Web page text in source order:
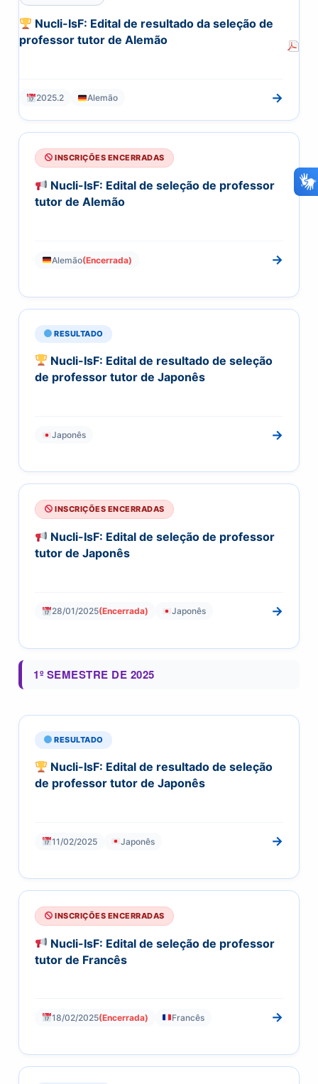
Nucli-IsF: Edital de resultado da seleção de
professor tutor de Alemão
2025.2 Alemão →
INSCRIÇÕES ENCERRADAS
Nucli-IsF: Edital de seleção de professor
tutor de Alemão
Alemão(Encerrada) →
RESULTADO
Nucli-IsF: Edital de resultado de seleção
de professor tutor de Japonês
Japonês →
INSCRIÇÕES ENCERRADAS
Nucli-IsF: Edital de seleção de professor
tutor de Japonês
28/01/2025(Encerrada) Japonês →
1º SEMESTRE DE 2025
RESULTADO
Nucli-IsF: Edital de resultado de seleção
de professor tutor de Japonês
11/02/2025 Japonês →
INSCRIÇÕES ENCERRADAS
Nucli-IsF: Edital de seleção de professor
tutor de Francês
18/02/2025(Encerrada) Francês →